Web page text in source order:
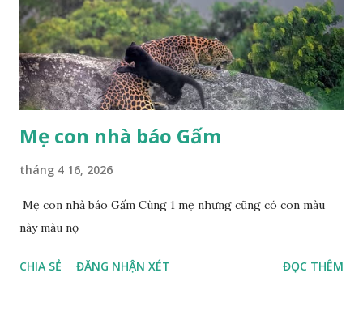
Mẹ con nhà báo Gấm
tháng 4 16, 2026
Mẹ con nhà báo Gấm Cùng 1 mẹ nhưng cũng có con màu
này màu nọ
CHIA SẺ ĐĂNG NHẬN XÉT ĐỌC THÊM